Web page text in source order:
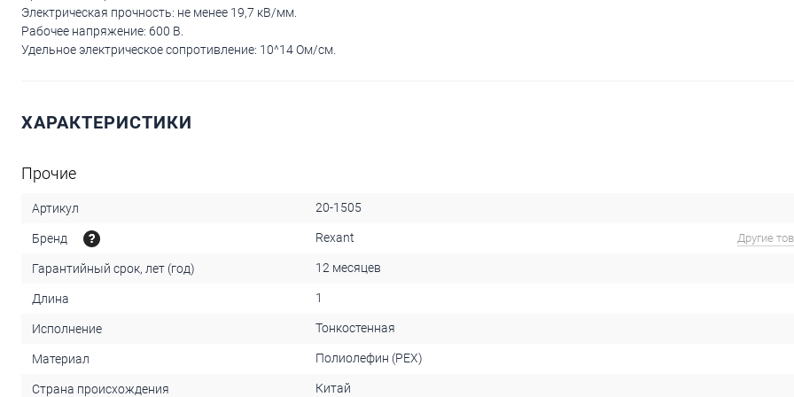
Электрическая прочность: не менее 19,7 кВ/мм.
Рабочее напряжение: 600 В.
Удельное электрическое сопротивление: 10^14 Ом/см.
ХАРАКТЕРИСТИКИ
Прочие
Артикул 20-1505
Бренд Rexant Другие
Гарантийный срок, лет (год) 12 месяцев
Длина 1
Исполнение Тонкостенная
Материал Полиолефин (PEX)
Страна происхождения Китай